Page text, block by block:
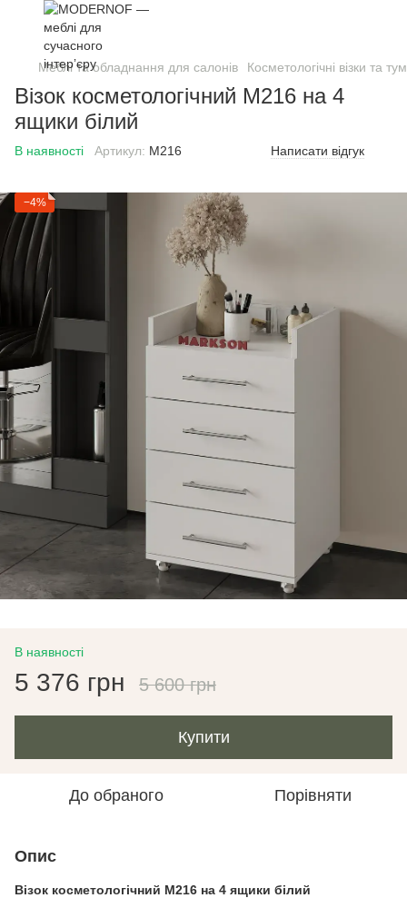
Меблі та обладнання для салонів Косметологічні візки та
Візок косметологічний М216 на 4
ящики білий
В наявності Артикул: М216 Написати відгук
−4%
В наявності
5 376 грн 5 600 грн
Купити
До обраного Порівняти
Опис
Візок косметологічний М216 на 4 ящики білий